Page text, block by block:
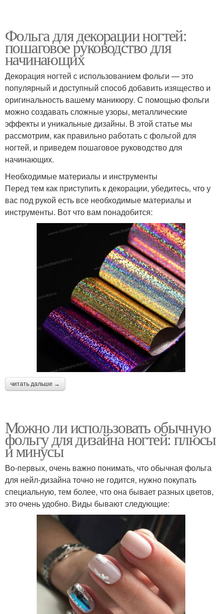
Фольга для декорации ногтей:
пошаговое руководство для
начинающих
Декорация ногтей с использованием фольги — это
популярный и доступный способ добавить изящество и
оригинальность вашему маникюру. С помощью фольги
можно создавать сложные узоры, металлические
эффекты и уникальные дизайны. В этой статье мы
рассмотрим, как правильно работать с фольгой для
ногтей, и приведем пошаговое руководство для
начинающих.
Необходимые материалы и инструменты
Перед тем как приступить к декорации, убедитесь, что у
вас под рукой есть все необходимые материалы и
инструменты. Вот что вам понадобится:
читать дальше →
Можно ли использовать обычную
фольгу для дизайна ногтей: плюсы
и минусы
Во-первых, очень важно понимать, что обычная фольга
для нейл-дизайна точно не годится, нужно покупать
специальную, тем более, что она бывает разных цветов,
это очень удобно. Виды бывают следующие: